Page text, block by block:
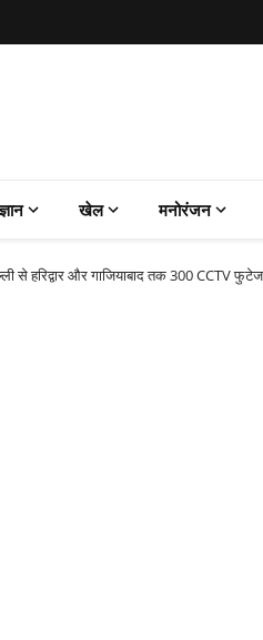
खेल मनोरंजन
से हरिद्वार और गाजियाबाद तक 300 CCTV